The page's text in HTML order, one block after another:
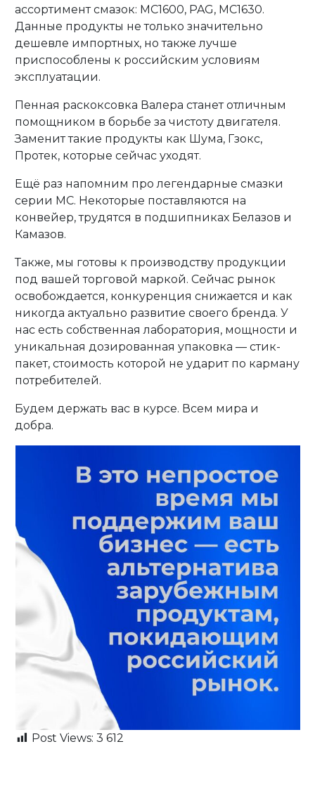
ассортимент смазок: МС1600, PAG, МС1630.
Данные продукты не только значительно
дешевле импортных, но также лучше
приспособлены к российским условиям
эксплуатации.
Пенная раскоксовка Валера станет отличным
помощником в борьбе за чистоту двигателя.
Заменит такие продукты как Шума, Гзокс,
Протек, которые сейчас уходят.
Ещё раз напомним про легендарные смазки
серии МС. Некоторые поставляются на
конвейер, трудятся в подшипниках Белазов и
Камазов.
Также, мы готовы к производству продукции
под вашей торговой маркой. Сейчас рынок
освобождается, конкуренция снижается и как
никогда актуально развитие своего бренда. У
нас есть собственная лаборатория, мощности и
уникальная дозированная упаковка — стик-
пакет, стоимость которой не ударит по карману
потребителей.
Будем держать вас в курсе. Всем мира и
добра.
Post Views: 3 612